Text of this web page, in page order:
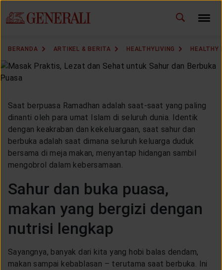
BERANDA ARTIKEL & BERITA HEALTHYLIVING HEALTHY
Saat berpuasa Ramadhan adalah saat-saat yang paling
dinanti oleh para umat Islam di seluruh dunia. Identik
dengan keakraban dan kekeluargaan, saat sahur dan
berbuka adalah saat dimana seluruh keluarga duduk
bersama di meja makan, menyantap hidangan sambil
mengobrol dalam kebersamaan.
Sahur dan buka puasa,
makan yang bergizi dengan
nutrisi lengkap
Sayangnya, banyak dari kita yang hobi balas dendam,
makan sampai kebablasan – terutama saat berbuka. Ini
GANTI BAHASA ID EN
KANTOR PEMASARAN
TEMUKAN AGEN
SOLUSI KAMI
LAYANAN NASABAH
ARTIKEL DAN BERITA